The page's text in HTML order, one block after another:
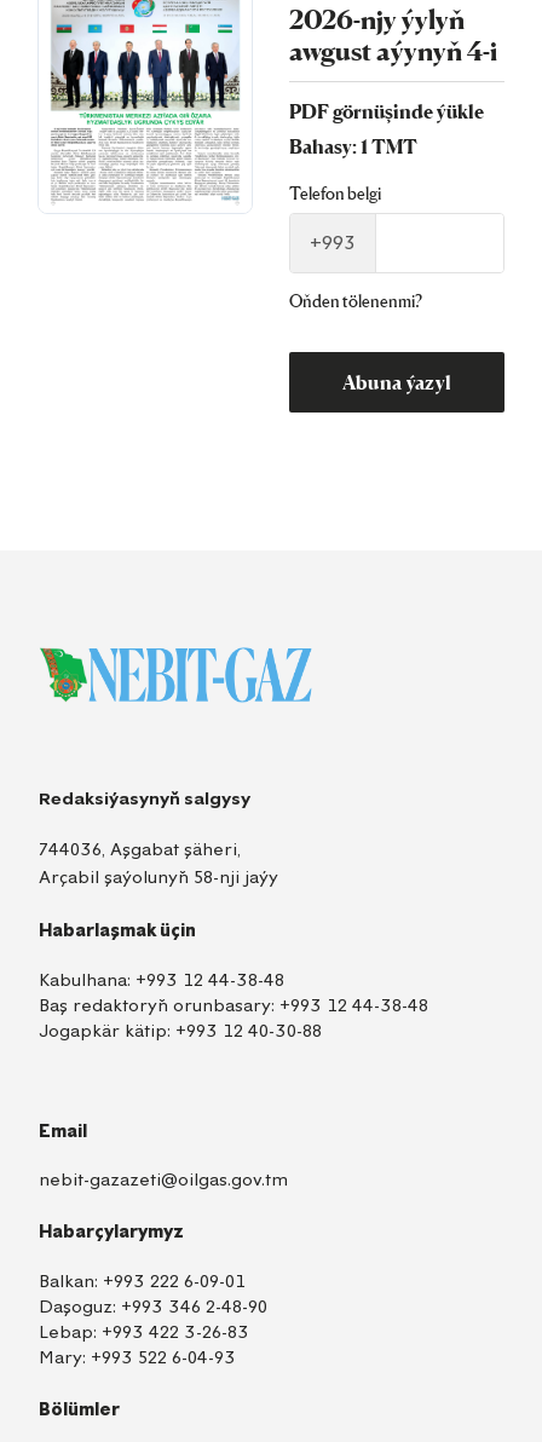
2026-njy ýylyň
awgust aýynyň 4-i
PDF görnüşinde ýükle
Bahasy: 1 TMT
Telefon belgi
+993
Oňden tölenenmi?
Abuna ýazyl
Redaksiýasynyň salgysy
744036, Aşgabat şäheri,
Arçabil şaýolunyň 58-nji jaýy
Habarlaşmak üçin
Kabulhana: +993 12 44-38-48
Baş redaktoryň orunbasary: +993 12 44-38-48
Jogapkär kätip: +993 12 40-30-88
Email
nebit-gazazeti@oilgas.gov.tm
Habarçylarymyz
Balkan: +993 222 6-09-01
Daşoguz: +993 346 2-48-90
Lebap: +993 422 3-26-83
Mary: +993 522 6-04-93
Bölümler